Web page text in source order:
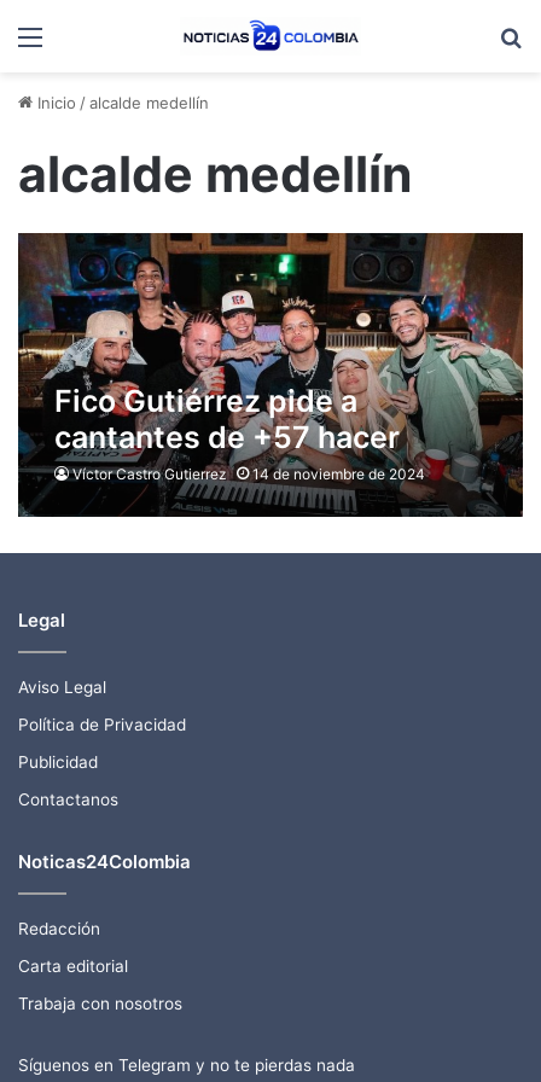
Menú
Inicio /alcalde medellín
alcalde medellín
Fico Gutiérrez pide a
cantantes de +57 hacer
nueva canción y donar las
regalías
Víctor Castro Gutierrez 14 de noviembre de 2024
Legal
Aviso Legal
Política de Privacidad
Publicidad
Contactanos
Noticas24Colombia
Redacción
Carta editorial
Trabaja con nosotros
Síguenos en Telegram y no te pierdas nada